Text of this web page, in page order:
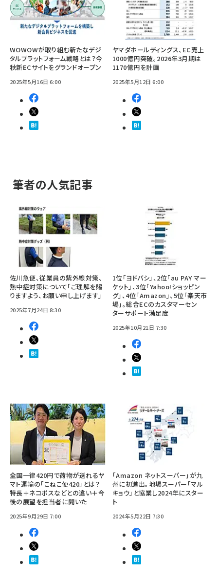
WOWOWが取り組む新たなデジ
タルプラットフォーム戦略とは？今
秋新ECサイトをグランドオープン
2025年5月16日 6:00
ヤマダホールディングス、EC売上
1000億円突破。2026年3月期は
1170億円を計画​​
2025年5月12日 6:00
筆者の人気記事
佐川急便、従業員の紫外線対策、
熱中症対策について「ご理解を賜
りますよう、お願い申し上げます」
2025年7月24日 8:30
1位「ヨドバシ」、2位「au PAY マー
ケット」、3位「Yahoo!ショッピン
グ」、4位「Amazon」、5位「楽天市
場」。総合ECのカスタマーセン
ターサポート満足度
2025年10月21日 7:30
全国一律420円で荷物が送れるヤ
マト運輸の「こねこ便420」とは？
特長＋ネコポスなどとの違い＋今
後の展望を担当者に聞いた
2025年9月29日 7:00
「Amazon ネットスーパー」が九
州に初進出。地場スーパー「マル
キョウ」と協業し2024年にスター
ト
2024年5月22日 7:30